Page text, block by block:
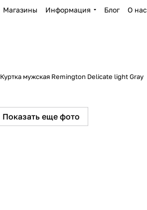
Магазины Информация Блог О нас
Куртка мужская Remington Delicate light Gray
Показать еще фото